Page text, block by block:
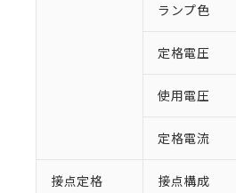
ランプ色
定格電圧
使用電圧
定格電流
接点定格 接点構成